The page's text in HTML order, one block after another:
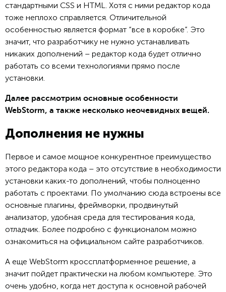
стандартными CSS и HTML. Хотя с ними редактор кода
тоже неплохо справляется. Отличительной
особенностью является формат “все в коробке”. Это
значит, что разработчику не нужно устанавливать
никаких дополнений – редактор кода будет отлично
работать со всеми технологиями прямо после
установки.
Далее рассмотрим основные особенности
WebStorm, а также несколько неочевидных вещей.
Дополнения не нужны
Первое и самое мощное конкурентное преимущество
этого редактора кода – это отсутствие в необходимости
установки каких-то дополнений, чтобы полноценно
работать с проектами. По умолчанию сюда встроены все
основные плагины, фреймворки, продвинутый
анализатор, удобная среда для тестирования кода,
отладчик. Более подробно с функционалом можно
ознакомиться на официальном сайте разработчиков.
А еще WebStorm кроссплатформенное решение, а
значит пойдет практически на любом компьютере. Это
очень удобно, когда нет доступа к основной рабочей